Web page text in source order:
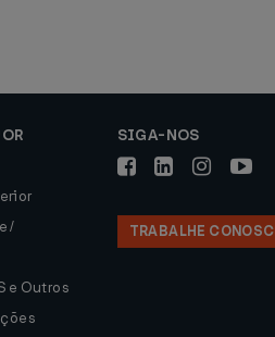
/
e Outros
SIGA-NOS
TRABALHE